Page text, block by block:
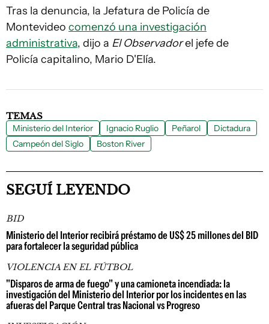
Tras la denuncia, la Jefatura de Policía de
Montevideo comenzó una investigación
administrativa, dijo a El Observadorel jefe de
Policía capitalino, Mario D'Elía.
TEMAS
Ministerio del Interior Ignacio Ruglio Peñarol
Dictadura
Campeón del Siglo
Boston River
SEGUÍ LEYENDO
BID
Ministerio del Interior recibirá préstamo de US$ 25 millones del BID
para fortalecer la seguridad pública
VIOLENCIA EN EL FÚTBOL
"Disparos de arma de fuego" y una camioneta incendiada: la
investigación del Ministerio del Interior por los incidentes en las
afueras del Parque Central tras Nacional vs Progreso